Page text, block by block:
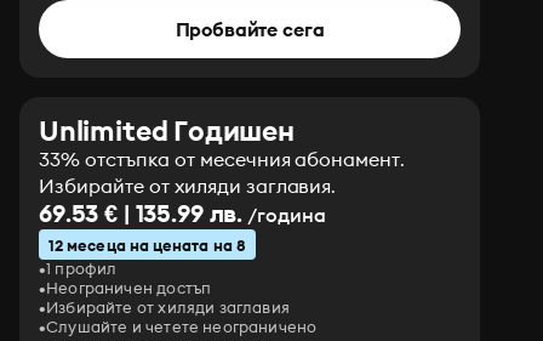
Пробвайте сега
Unlimited Годишен
33% отстъпка от месечния абонамент.
Избирайте от хиляди заглавия.
69.53 € | 135.99 лв. /година
12 месеца на цената на 8
1 профил
Неограничен достъп
Избирайте от хиляди заглавия
Слушайте и четете неограничено